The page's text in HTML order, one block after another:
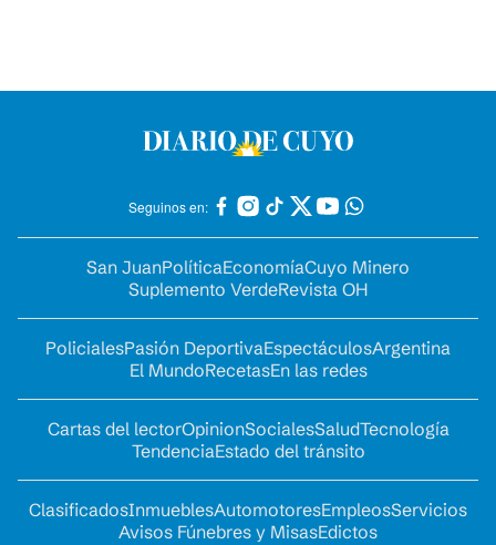
Seguinos en:
San JuanPolíticaEconomíaCuyo Minero
Suplemento VerdeRevista OH
PolicialesPasión DeportivaEspectáculosArgentina
El MundoRecetasEn las redes
Cartas del lectorOpinionSocialesSaludTecnología
TendenciaEstado del tránsito
ClasificadosInmueblesAutomotoresEmpleosServicios
Avisos Fúnebres y MisasEdictos